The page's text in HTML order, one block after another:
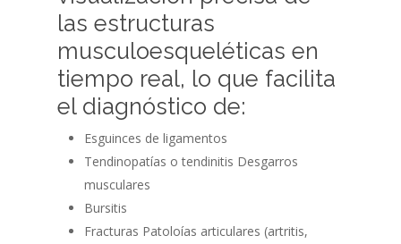
las estructuras
musculoesqueléticas en
tiempo real, lo que facilita
el diagnóstico de:
Esguinces de ligamentos
Tendinopatías o tendinitis Desgarros
musculares
Bursitis
Fracturas Patoloías articulares (artritis,